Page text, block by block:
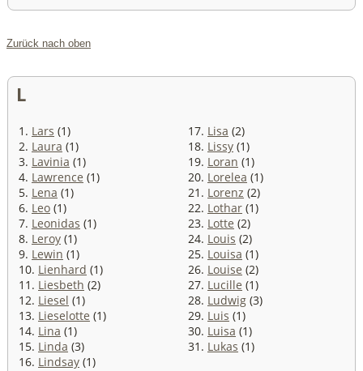
Zurück nach oben
L
1. Lars (1)
2. Laura (1)
3. Lavinia (1)
4. Lawrence (1)
5. Lena (1)
6. Leo (1)
7. Leonidas (1)
8. Leroy (1)
9. Lewin (1)
10. Lienhard (1)
11. Liesbeth (2)
12. Liesel (1)
13. Lieselotte (1)
14. Lina (1)
15. Linda (3)
16. Lindsay (1)
17. Lisa (2)
18. Lissy (1)
19. Loran (1)
20. Lorelea (1)
21. Lorenz (2)
22. Lothar (1)
23. Lotte (2)
24. Louis (2)
25. Louisa (1)
26. Louise (2)
27. Lucille (1)
28. Ludwig (3)
29. Luis (1)
30. Luisa (1)
31. Lukas (1)